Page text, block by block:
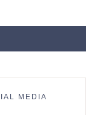
MEDIA